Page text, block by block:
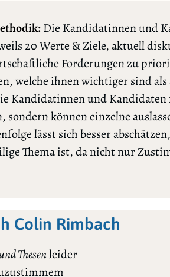
Die Kandidatinnen und
20 Werte & Ziele, aktuell
Forderungen zu
welche ihnen wichtiger sind
Kandidatinnen und Kandidaten
sondern können einzelne
lässt sich besser
Thema ist, da nicht nur
Colin Rimbach
Thesenleider